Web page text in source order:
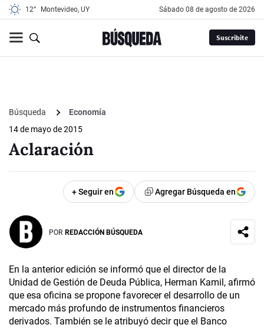
12° Montevideo, UY sábado 08 de agosto de 2026
Suscribite
Búsqueda
Economía
14 de mayo de 2015
Aclaración
+ Seguir en Agregar Búsqueda en
POR REDACCIÓN BÚSQUEDA
En la anterior edición se informó que el director de la
Unidad de Gestión de Deuda Pública, Herman Kamil, afirmó
que esa oficina se propone favorecer el desarrollo de un
mercado más profundo de instrumentos financieros
derivados. También se le atribuyó decir que el Banco